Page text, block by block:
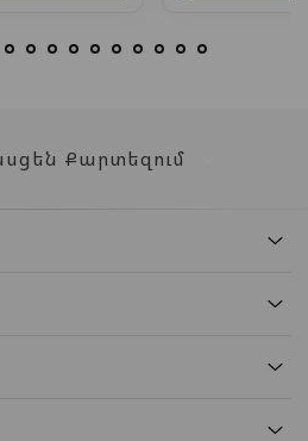
Քարտեզում